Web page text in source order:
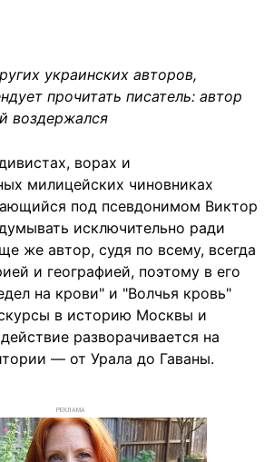
украинских авторов,
прочитать писатель: автор
воздержался
ворах и
милицейских чиновниках
под псевдонимом Виктор
исключительно ради
же автор, судя по всему, всегда
и географией, поэтому в его
на крови" и "Волчья кровь"
в историю Москвы и
разворачивается на
— от Урала до Гаваны.
РЕКЛАМА